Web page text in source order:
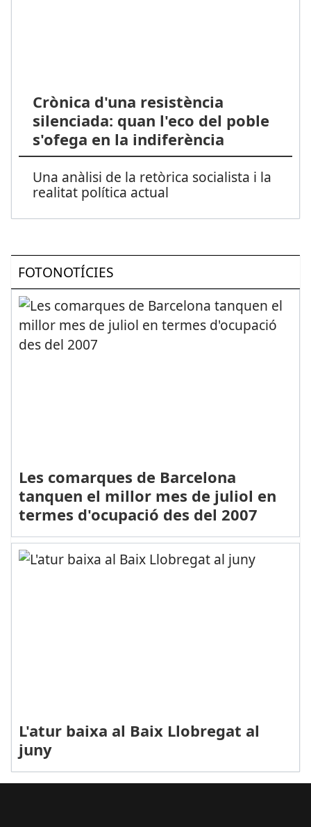
Crònica d'una resistència
silenciada: quan l'eco del poble
s'ofega en la indiferència
Una anàlisi de la retòrica socialista i la
realitat política actual
FOTONOTÍCIES
Les comarques de Barcelona
tanquen el millor mes de juliol en
termes d'ocupació des del 2007
L'atur baixa al Baix Llobregat al
juny